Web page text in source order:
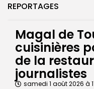
REPORTAGES
Magal de
cuisinières
de la
journalistes
samedi 1 août 2026 à